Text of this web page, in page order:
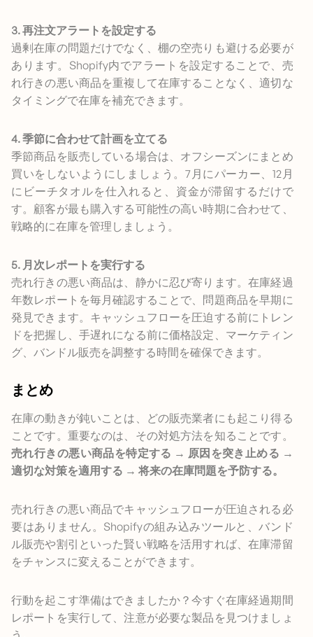
3. 再注文アラートを設定する
過剰在庫の問題だけでなく、棚の空売りも避ける必要が
あります。Shopify内でアラートを設定することで、売
れ行きの悪い商品を重複して在庫することなく、適切な
タイミングで在庫を補充できます。
4. 季節に合わせて計画を立てる
季節商品を販売している場合は、オフシーズンにまとめ
買いをしないようにしましょう。7月にパーカー、12月
にビーチタオルを仕入れると、資金が滞留するだけで
す。顧客が最も購入する可能性の高い時期に合わせて、
戦略的に在庫を管理しましょう。
5. 月次レポートを実行する
売れ行きの悪い商品は、静かに忍び寄ります。在庫経過
年数レポートを毎月確認することで、問題商品を早期に
発見できます。キャッシュフローを圧迫する前にトレン
ドを把握し、手遅れになる前に価格設定、マーケティン
グ、バンドル販売を調整する時間を確保できます。
まとめ
在庫の動きが鈍いことは、どの販売業者にも起こり得る
ことです。重要なのは、その対処方法を知ることです。
売れ行きの悪い商品を特定する → 原因を突き止める →
適切な対策を適用する → 将来の在庫問題を予防する。
売れ行きの悪い商品でキャッシュフローが圧迫される必
要はありません。Shopifyの組み込みツールと、バンド
ル販売や割引といった賢い戦略を活用すれば、在庫滞留
をチャンスに変えることができます。
行動を起こす準備はできましたか？今すぐ在庫経過期間
レポートを実行して、注意が必要な製品を見つけましょ